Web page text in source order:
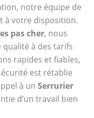
notre équipe de
à votre disposition.
pas cher, nous
à des tarifs
rapides et fiables,
est rétablie
à un Serrurier
d’un travail bien